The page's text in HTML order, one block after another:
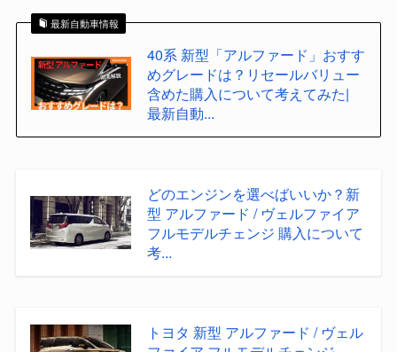
最新自動車情報
40系 新型「アルファード」おすす
めグレードは？リセールバリュー
含めた購入について考えてみた|
最新自動...
どのエンジンを選べばいいか？新
型 アルファード / ヴェルファイア
フルモデルチェンジ 購入について
考...
トヨタ 新型 アルファード / ヴェル